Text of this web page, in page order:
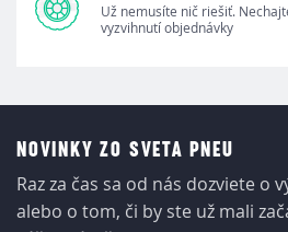
Už nemusíte nič riešiť.
vyzvihnutí objednávky
NOVINKY ZO SVETA PNEU
Raz za čas sa od nás dozviete o
alebo o tom, či by ste už mali